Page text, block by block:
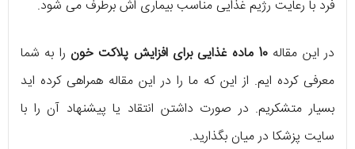
فرد با رعایت رژیم غذایی مناسب بیماری اش برطرف می شود.
در این مقاله 10 ماده غذایی برای افزایش پلاکت خون
را به شما
معرفی کرده ایم. از این که ما را در این مقاله همراهی کرده اید
بسیار متشکریم. در صورت داشتن انتقاد یا پیشنهاد آن را با
سایت پزشکا در میان بگذارید.